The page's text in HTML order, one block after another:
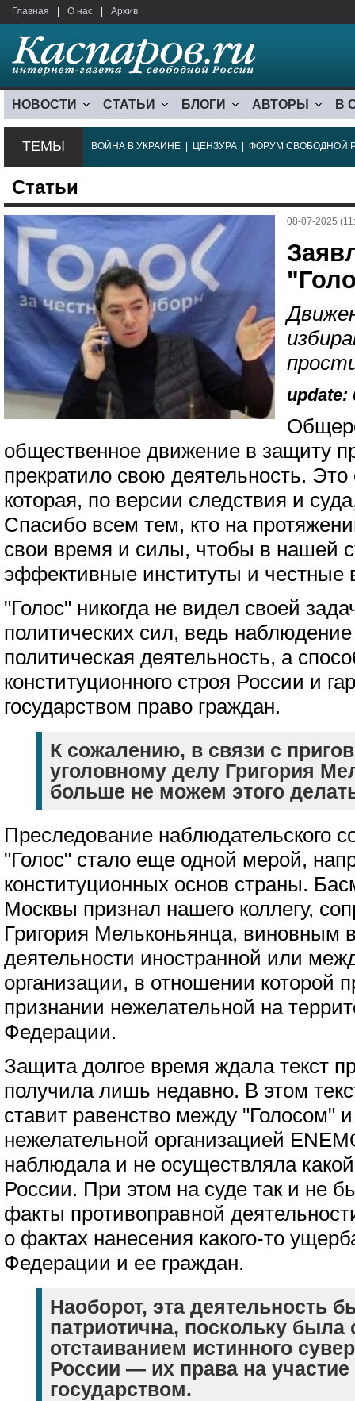
Главная О нас Архив
НОВОСТИ СТАТЬИ БЛОГИ АВТОРЫ В
ТЕМЫ ВОЙНА В УКРАИНЕ ЦЕНЗУРА ФОРУМ СВОБОДНОЙ
Статьи
08-07-2025
update:
общественное движение в защиту
прекратило свою деятельность.
которая, по версии следствия и
Спасибо всем тем, кто на
свои время и силы, чтобы в нашей
эффективные институты и честные
"Голос" никогда не видел своей
политических сил, ведь
политическая деятельность, а
конституционного строя России и
государством право граждан.
К сожалению, в связи с
уголовному делу Григория
больше не можем этого
Преследование наблюдательского
"Голос" стало еще одной мерой,
конституционных основ страны.
Москвы признал нашего коллегу,
Григория Мельконьянца, виновным
деятельности иностранной или
организации, в отношении которой
признании нежелательной на
Федерации.
Защита долгое время ждала текст
получила лишь недавно. В этом
ставит равенство между "Голосом"
нежелательной организацией
наблюдала и не осуществляла
России. При этом на суде так и не
факты противоправной
о фактах нанесения какого-то
Федерации и ее граждан.
Наоборот, эта деятельность
патриотична, поскольку была
отстаиванием истинного
России — их права на
государством.